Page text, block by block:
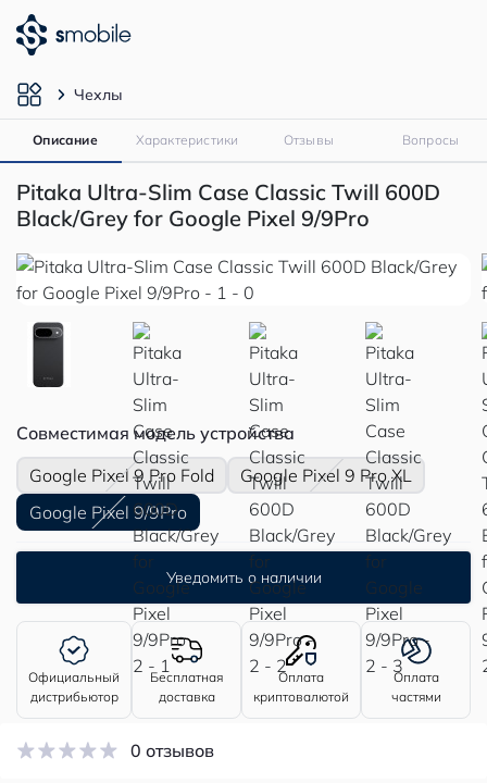
Чехлы
Описание Характеристики Отзывы Вопросы
Pitaka Ultra-Slim Case Classic Twill 600D
Black/Grey for Google Pixel 9/9Pro
Совместимая модель устройства
Google Pixel 9 Pro Fold
Google Pixel 9 Pro XL
Google Pixel 9/9Pro
Уведомить о наличии
Официальный
дистрибьютор
Бесплатная
доставка
Оплата
криптовалютой
Оплата
частями
0 отзывов